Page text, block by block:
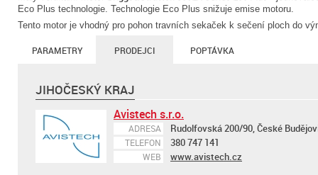
Eco Plus technologie. Technologie Eco Plus snižuje emise motoru.
Tento motor je vhodný pro pohon travních sekaček k sečení ploch do
PARAMETRY PRODEJCI POPTÁVKA
JIHOČESKÝ KRAJ
Avistech s.r.o.
ADRESA Rudolfovská 200/90, České
TELEFON 380 747 141
WEB www.avistech.cz